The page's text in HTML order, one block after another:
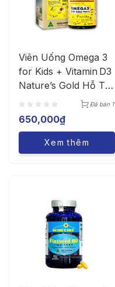
Viên Uống Omega 3
for Kids + Vitamin D3
Nature’s Gold Hỗ Trợ
Bé Khỏe, Cao, Thông
Minh (Hộp 125 Viên)
Đã bán 1
650,000₫
Xem thêm